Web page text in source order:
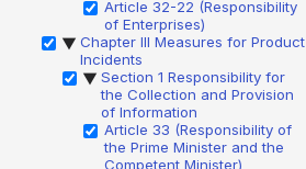
Article 32-22 (Responsibility
of Enterprises)
▶ Chapter III Measures for Product
Incidents
▶ Section 1 Responsibility for
the Collection and Provision
of Information
Article 33 (Responsibility of
the Prime Minister and the
Competent Minister)